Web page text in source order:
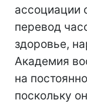
ассоциации
перевод
здоровье,
Академия
на
поскольку